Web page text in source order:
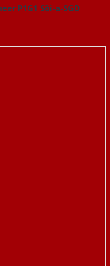
P1G1 Sồi-a-SGD